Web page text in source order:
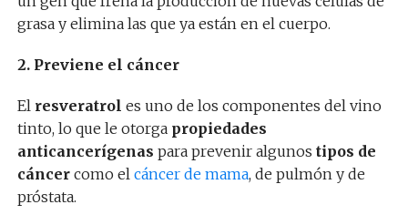
grasa y elimina las que ya están en el cuerpo.
2. Previene el cáncer
El resveratrol es uno de los componentes del vino
tinto, lo que le otorga propiedades
anticancerígenas para prevenir algunos tipos de
cáncercomo el cáncer de mama, de pulmón y de
próstata.